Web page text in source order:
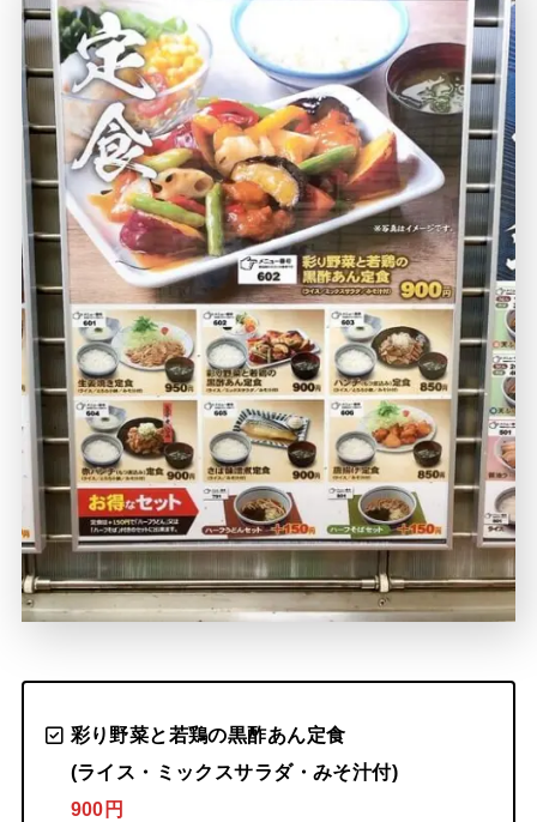
彩り野菜と若鶏の黒酢あん定食
(ライス・ミックスサラダ・みそ汁付)
900円